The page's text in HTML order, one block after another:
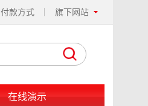
旗下网站
付款方式
在线演示